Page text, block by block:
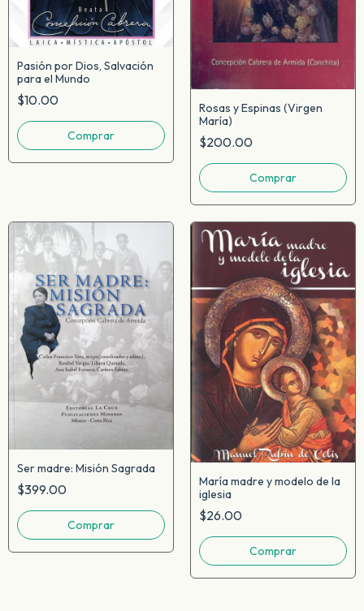
Pasión por Dios, Salvación
para el Mundo
$10.00
Rosas y Espinas (Virgen
María)
$200.00
Ser madre: Misión Sagrada
$399.00
María madre y modelo de la
iglesia
$26.00